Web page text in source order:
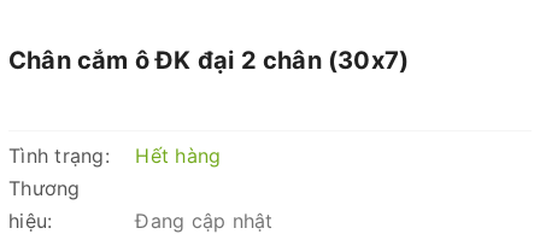
Chân cắm ô ĐK đại 2 chân (30x7)
Tình trạng:
Hết hàng
Thương
hiệu:
Đang cập nhật